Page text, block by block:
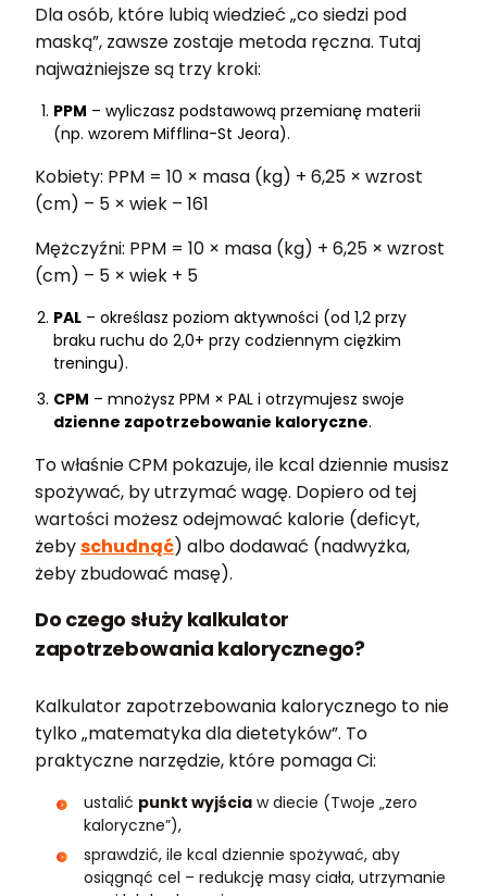
Dla osób, które lubią wiedzieć „co siedzi pod
maską”, zawsze zostaje metoda ręczna. Tutaj
najważniejsze są trzy kroki:
PPM – wyliczasz podstawową przemianę materii
(np. wzorem Mifflina-St Jeora).
Kobiety: PPM = 10 × masa (kg) + 6,25 × wzrost
(cm) – 5 × wiek – 161
Mężczyźni: PPM = 10 × masa (kg) + 6,25 × wzrost
(cm) – 5 × wiek + 5
PAL – określasz poziom aktywności (od 1,2 przy
braku ruchu do 2,0+ przy codziennym ciężkim
treningu).
CPM – mnożysz PPM × PAL i otrzymujesz swoje
dzienne zapotrzebowanie kaloryczne.
To właśnie CPM pokazuje, ile kcal dziennie musisz
spożywać, by utrzymać wagę. Dopiero od tej
wartości możesz odejmować kalorie (deficyt,
żebyschudnąć) albo dodawać (nadwyżka,
żeby zbudować masę).
Do czego służy kalkulator
zapotrzebowania kalorycznego?
Kalkulator zapotrzebowania kalorycznego to nie
tylko „matematyka dla dietetyków”. To
praktyczne narzędzie, które pomaga Ci:
ustalić punkt wyjścia w diecie (Twoje „zero
kaloryczne”),
sprawdzić, ile kcal dziennie spożywać, aby
osiągnąć cel – redukcję masy ciała, utrzymanie